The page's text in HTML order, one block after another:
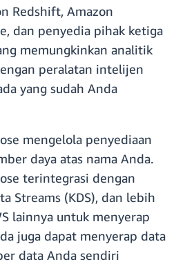
Redshift, Amazon
dan penyedia pihak ketiga
memungkinkan analitik
peralatan intelijen
yang sudah Anda
mengelola penyediaan
daya atas nama Anda.
terintegrasi dengan
Streams (KDS), dan lebih
lainnya untuk menyerap
juga dapat menyerap data
data Anda sendiri